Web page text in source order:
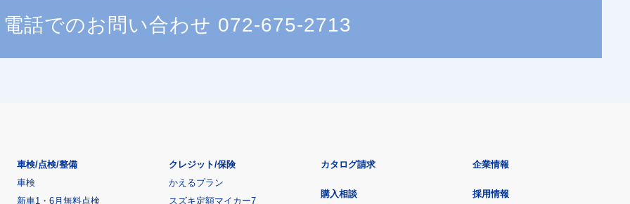
電話でのお問い合わせ 072-675-2713
車検/点検/整備
車検
新車1・6月無料点検
クレジット/保険
かえるプラン
スズキ定額マイカー7
カタログ請求
購入相談
企業情報
採用情報